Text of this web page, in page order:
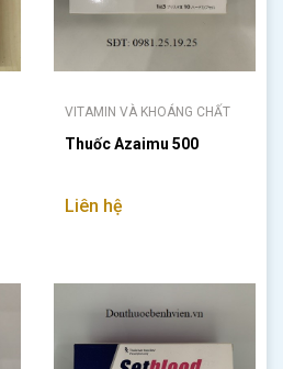
VITAMIN VÀ KHOÁNG CHẤT
Thuốc Azaimu 500
Liên hệ